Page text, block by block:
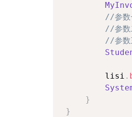
//参数
//参数
//参数
		lisi
.
}
}